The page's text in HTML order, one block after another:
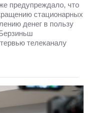
предупреждало, что
стационарных
денег в пользу
телеканалу